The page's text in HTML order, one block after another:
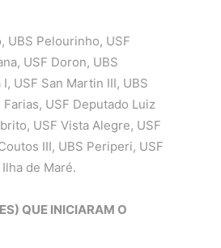
UBS Pelourinho, USF
USF Doron, UBS
USF San Martin III, UBS
USF Deputado Luiz
USF Vista Alegre, USF
III, UBS Periperi, USF
de Maré.
QUE INICIARAM O